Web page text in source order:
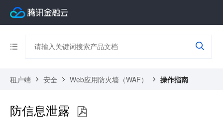
租户端 安全 Web应用防火墙（WAF） 操作指南
防信息泄露